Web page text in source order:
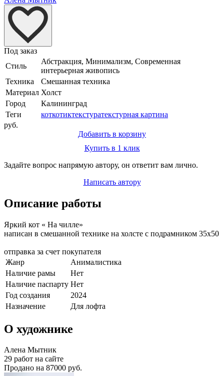
Под заказ
Стиль
Абстракция, Минимализм, Современная
интерьерная живопись
Техника
Смешанная техника
Материал Холст
Город
Калининград
Теги
коткотиктекстуратекстурная картина
руб.
Добавить в корзину
Купить в 1 клик
Задайте вопрос напрямую автору, он ответит вам лично.
Написать автору
Описание работы
Яркий кот « На чилле»
написан в смешанной технике на холсте с подрамником 35х50
отправка за счет покупателя
Жанр
Анималистика
Наличие рамы
Нет
Наличие паспарту Нет
Год создания
2024
Назначение
Для лофта
О художнике
Алена Мытник
29 работ на сайте
Продано на 87000 руб.